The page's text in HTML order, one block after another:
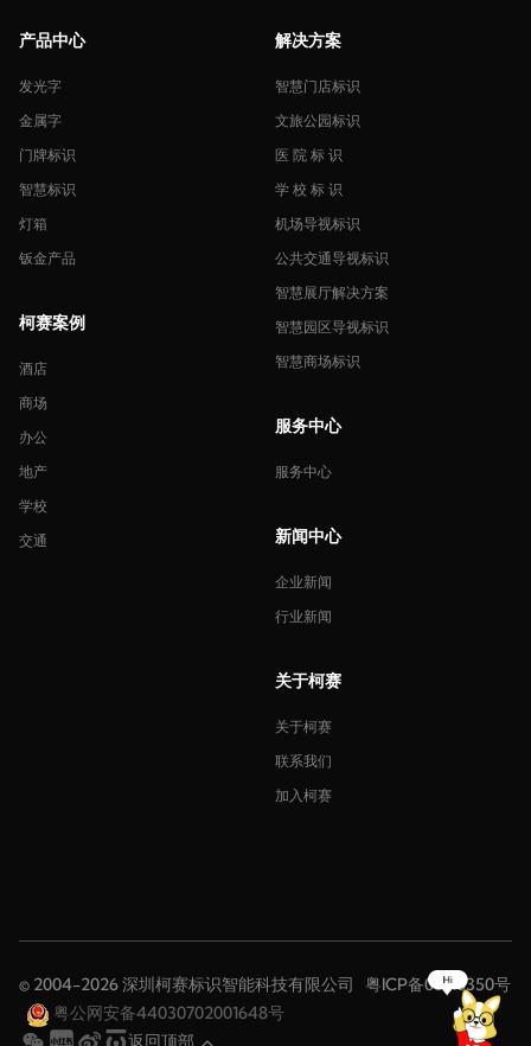
产品中心
发光字
金属字
门牌标识
智慧标识
灯箱
钣金产品
柯赛案例
酒店
商场
办公
地产
学校
交通
解决方案
智慧门店标识
文旅公园标识
医 院 标 识
学 校 标 识
机场导视标识
公共交通导视标识
智慧展厅解决方案
智慧园区导视标识
智慧商场标识
服务中心
服务中心
新闻中心
企业新闻
行业新闻
关于柯赛
关于柯赛
联系我们
加入柯赛
© 2004-2026 深圳柯赛标识智能科技有限公司
粤ICP备08116350号
粤公网安备44030702001648号
返回顶部